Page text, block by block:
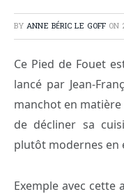
BY ANNE BÉRIC LE GOFF ON
Ce Pied de Fouet
lancé par Jean-
manchot en
de décliner sa
plutôt modernes en
Exemple avec cette